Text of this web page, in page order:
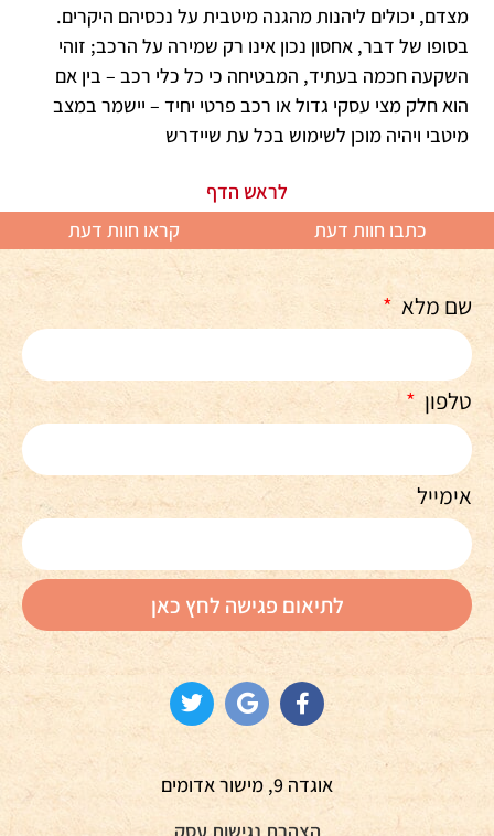
מצדם, יכולים ליהנות מהגנה מיטבית על נכסיהם היקרים.
בסופו של דבר, אחסון נכון אינו רק שמירה על הרכב; זוהי
השקעה חכמה בעתיד, המבטיחה כי כל כלי רכב – בין אם
הוא חלק מצי עסקי גדול או רכב פרטי יחיד – יישמר במצב
מיטבי ויהיה מוכן לשימוש בכל עת שיידרש
לראש הדף
כתבו חוות דעת
קראו חוות דעת
שם מלא
טלפון
אימייל
לתיאום פגישה לחץ כאן
אוגדה 9, מישור אדומים
הצהרת נגישות עסק